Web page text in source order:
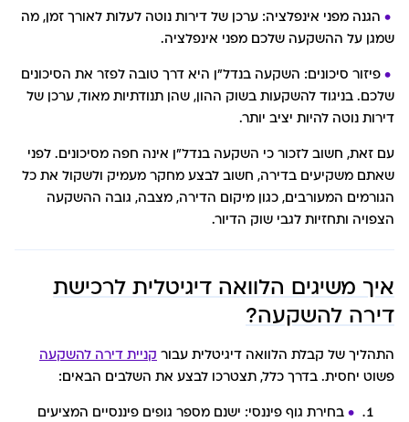
הגנה מפני אינפלציה: ערכן של דירות נוטה לעלות לאורך זמן, מה
שמגן על ההשקעה שלכם מפני אינפלציה.
פיזור סיכונים: השקעה בנדל"ן היא דרך טובה לפזר את הסיכונים
שלכם. בניגוד להשקעות בשוק ההון, שהן תנודתיות מאוד, ערכן של
דירות נוטה להיות יציב יותר.
עם זאת, חשוב לזכור כי השקעה בנדל"ן אינה חפה מסיכונים. לפני
שאתם משקיעים בדירה, חשוב לבצע מחקר מעמיק ולשקול את כל
הגורמים המעורבים, כגון מיקום הדירה, מצבה, גובה ההשקעה
הצפויה ותחזיות לגבי שוק הדיור.
איך משיגים הלוואה דיגיטלית לרכישת
דירה להשקעה?
התהליך של קבלת הלוואה דיגיטלית עבור קניית דירה להשקעה
פשוט יחסית. בדרך כלל, תצטרכו לבצע את השלבים הבאים:
בחירת גוף פיננסי: ישנם מספר גופים פיננסיים המציעים